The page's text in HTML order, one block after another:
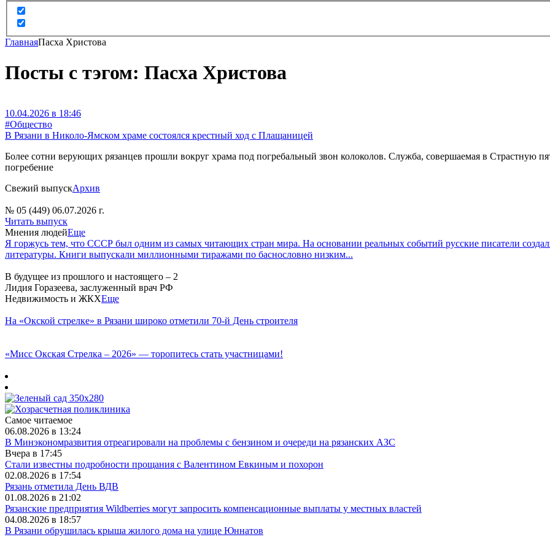
ГлавнаяПасха Христова
Посты с тэгом: Пасха Христова
10.04.2026 в 18:46
#Общество
В Рязани в Николо-Ямском храме состоялся крестный ход с Плащаницей
Более сотни верующих рязанцев прошли вокруг храма под погребальный звон колоколов. Служба, совершаемая в Страстную
погребение
Свежий выпускАрхив
№ 05 (449) 06.07.2026 г.
Читать выпуск
Мнения людейЕще
Я горжусь тем, что СССР был одним из самых читающих стран мира. На основании реальных событий русские писатели
литературы. Книги выпускали миллионными тиражами по баснословно низким...
В будущее из прошлого и настоящего – 2
Лидия Горазеева, заслуженный врач РФ
Недвижимость и ЖКХЕще
На «Окской стрелке» в Рязани широко отметили 70-й День строителя
«Мисс Окская Стрелка – 2026» — торопитесь стать участницами!
Самое читаемое
06.08.2026 в 13:24
В Минэкономразвития отреагировали на проблемы с бензином и очереди на рязанских АЗС
Вчера в 17:45
Стали известны подробности прощания с Валентином Евкиным и похорон
02.08.2026 в 17:54
Рязань отметила День ВДВ
01.08.2026 в 21:02
Рязанские предприятия Wildberries могут запросить компенсационные выплаты у местных властей
04.08.2026 в 18:57
В Рязани обрушилась крыша жилого дома на улице Юннатов